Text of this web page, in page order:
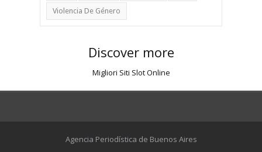
Violencia De Género
Discover more
Migliori Siti Slot Online
Agencia Periodística de Buenos Aires